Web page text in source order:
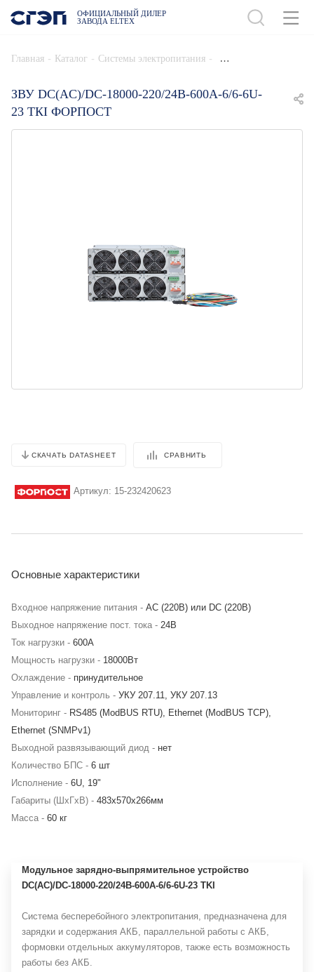
ОФИЦИАЛЬНЫЙ ДИЛЕР
ЗАВОДА ELTEX
Главная - Каталог - Системы электропитания -
ЗВУ DC(AC)/DC-18000-220/24В-600А-6/6-6U-
23 ТКI ФОРПОСТ
СКАЧАТЬ DATASHEET СРАВНИТЬ
Артикул: 15-232420623
Основные характеристики
Входное напряжение питания - АС (220В) или DC (220В)
Выходное напряжение пост. тока - 24В
Ток нагрузки - 600А
Мощность нагрузки - 18000Вт
Охлаждение - принудительное
Управление и контроль - УКУ 207.11, УКУ 207.13
Мониторинг - RS485 (ModBUS RTU), Ethernet (ModBUS TCP),
Ethernet (SNMPv1)
Выходной развязывающий диод - нет
Количество БПС - 6 шт
Исполнение - 6U, 19"
Габариты (ШхГхВ) - 483х570х266мм
Масса - 60 кг
Модульное зарядно-выпрямительное устройство
DC(AC)/DC-18000-220/24В-600А-6/6-6U-23 TKI
Система бесперебойного электропитания, предназначена для
зарядки и содержания АКБ, параллельной работы с АКБ,
формовки отдельных аккумуляторов, также есть возможность
работы без АКБ.